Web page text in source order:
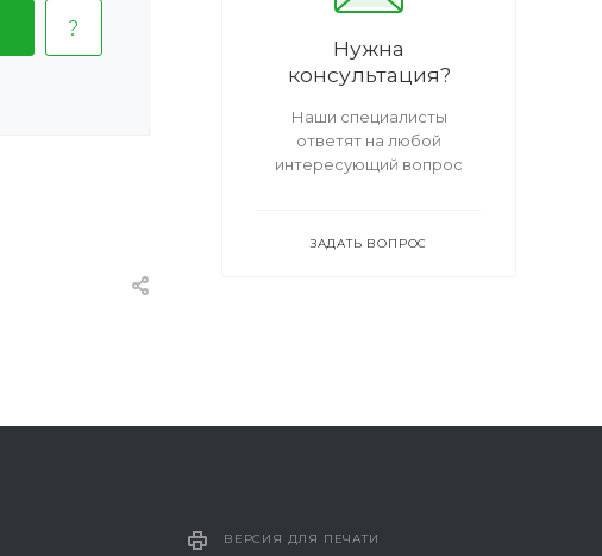
Нужна
консультация?
Наши специалисты
ответят на любой
интересующий вопрос
ЗАДАТЬ ВОПРОС
ВЕРСИЯ ДЛЯ ПЕЧАТИ